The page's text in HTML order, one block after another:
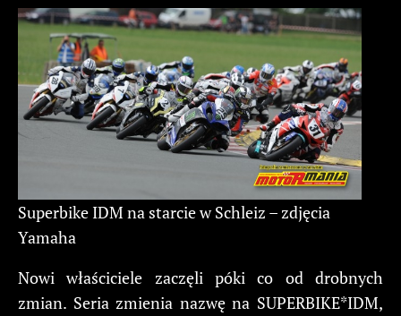
Superbike IDM na starcie w Schleiz – zdjęcia
Yamaha
Nowi właściciele zaczęli póki co od drobnych
zmian. Seria zmienia nazwę na SUPERBIKE*IDM,